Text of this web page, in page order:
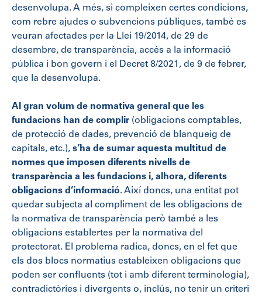
desenvolupa. A més, si compleixen certes condicions,
com rebre ajudes o subvencions públiques, també es
veuran afectades per la Llei 19/2014, de 29 de
desembre, de transparència, accés a la informació
pública i bon govern i el Decret 8/2021, de 9 de febrer,
que la desenvolupa.
Al gran volum de normativa general que les
fundacions han de complir (obligacions comptables,
de protecció de dades, prevenció de blanqueig de
capitals, etc.), s’ha de sumar aquesta multitud de
normes que imposen diferents nivells de
transparència a les fundacions i, alhora, diferents
obligacions d’informació. Així doncs, una entitat pot
quedar subjecta al compliment de les obligacions de
la normativa de transparència però també a les
obligacions establertes per la normativa del
protectorat. El problema radica, doncs, en el fet que
els dos blocs normatius estableixen obligacions que
poden ser confluents (tot i amb diferent terminologia),
contradictòries i divergents o, inclús, no tenir un criteri